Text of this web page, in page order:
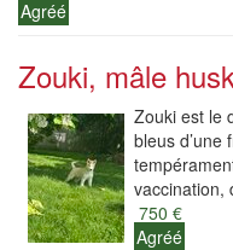
Agréé
Zouki, mâle
Zouki est le
bleus d’une
vaccination,
750 €
Agréé